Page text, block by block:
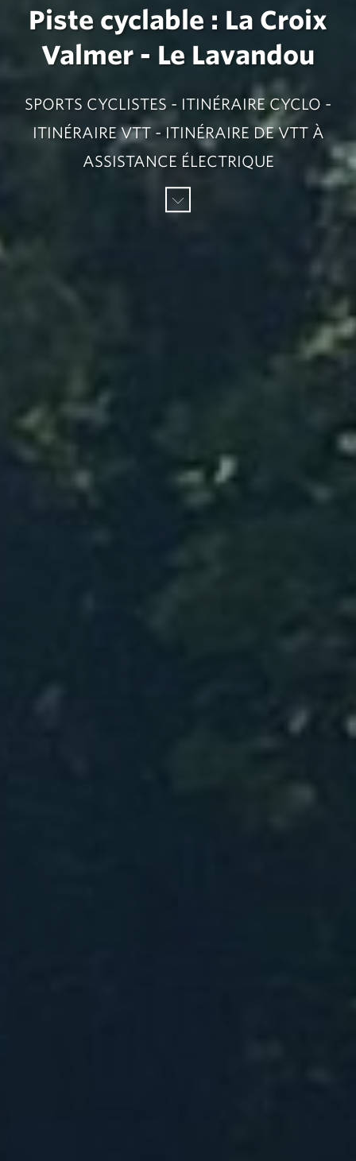
Piste cyclable : La Croix
Valmer - Le Lavandou
SPORTS CYCLISTES - ITINÉRAIRE CYCLO -
ITINÉRAIRE VTT - ITINÉRAIRE DE VTT À
ASSISTANCE ÉLECTRIQUE